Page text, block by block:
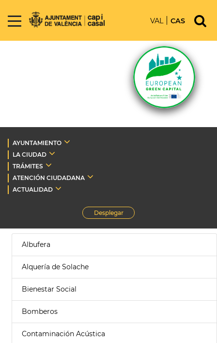
VAL CAS
AYUNTAMIENTO
LA CIUDAD
TRÁMITES
ATENCIÓN CIUDADANA
ACTUALIDAD
Desplegar
Albufera
Alquería de Solache
Bienestar Social
Bomberos
Contaminación Acústica